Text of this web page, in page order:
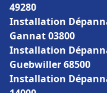
49280
Installation
Gannat 03800
Installation
Guebwiller 68500
Installation